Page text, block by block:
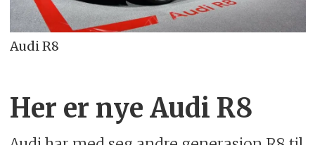
Audi R8
Her er nye Audi R8